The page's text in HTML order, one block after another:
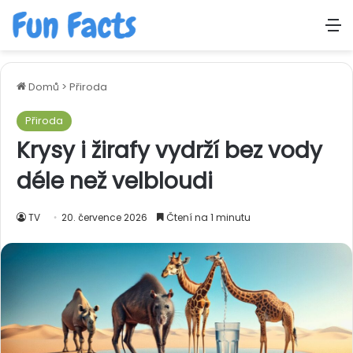
Domů > Přiroda
Přiroda
Krysy i žirafy vydrží bez vody
déle než velbloudi
TV 20. července 2026 Čtení na 1 minutu